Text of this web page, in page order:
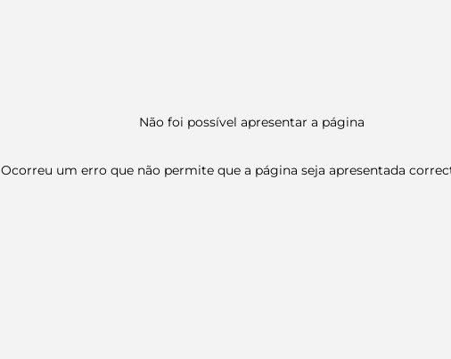
Não foi possível apresentar a página
Ocorreu um erro que não permite que a página seja apresentada